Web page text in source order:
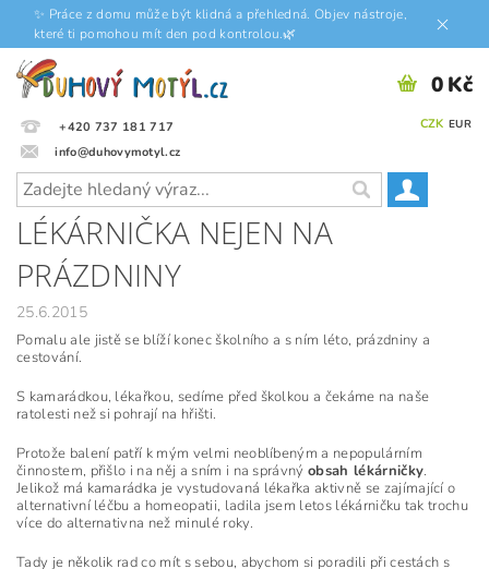
✨ Práce z domu může být klidná a přehledná. Objev nástroje,
které ti pomohou mít den pod kontrolou.🌿
+420 737 181 717
info@duhovymotyl.cz
CZK EUR
0 Kč
LÉKÁRNIČKA NEJEN NA
PRÁZDNINY
25.6.2015
Pomalu ale jistě se blíží konec školního a s ním léto, prázdniny a
cestování.
S kamarádkou, lékařkou, sedíme před školkou a čekáme na naše
ratolesti než si pohrají na hřišti.
Protože balení patří k mým velmi neoblíbeným a nepopulárním
činnostem, přišlo i na něj a sním i na správnýobsah lékárničky.
Jelikož má kamarádka je vystudovaná lékařka aktivně se zajímající o
alternativní léčbu a homeopatii, ladila jsem letos lékárničku tak trochu
více do alternativna než minulé roky.
Tady je několik rad co mít s sebou, abychom si poradili při cestách s